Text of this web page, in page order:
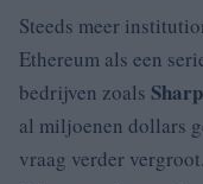
Steeds meer
Ethereum als een
bedrijven zoals
al miljoenen dollars
vraag verder